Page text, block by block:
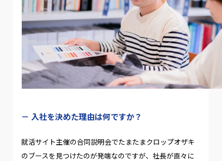
入社を決めた理由は何ですか？
就活サイト主催の合同説明会でたまたまクロップオザキ
のブースを見つけたのが発端なのですが、社長が直々に